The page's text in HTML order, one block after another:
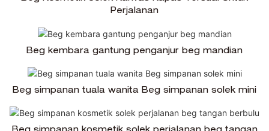
Perjalanan
Beg kembara gantung penganjur beg mandian
Beg simpanan tuala wanita Beg simpanan solek mini